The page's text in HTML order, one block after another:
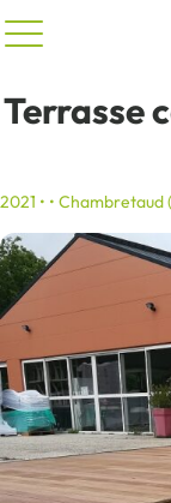
Terrasse
2021 • • Chambretaud